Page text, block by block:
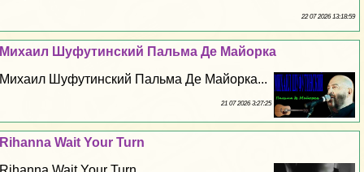
22 07 2026 13:18:59
Михаил Шуфутинский Пальма Де Майорка
Михаил Шуфутинский Пальма Де Майорка...
21 07 2026 3:27:25
Rihanna Wait Your Turn